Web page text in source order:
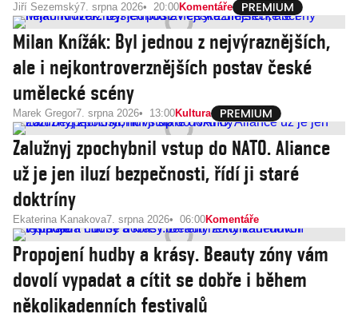
Jiří Sezemský7. srpna 2026 20:00Komentáře
Milan Knížák: Byl jednou z nejvýraznějších,
ale i nejkontroverznějších postav české
umělecké scény
Marek Gregor7. srpna 2026 13:00Kultura
Zalužnyj zpochybnil vstup do NATO. Aliance
už je jen iluzí bezpečnosti, řídí ji staré
doktríny
Ekaterina Kanakova7. srpna 2026 06:00Komentáře
Propojení hudby a krásy. Beauty zóny vám
dovolí vypadat a cítit se dobře i během
několikadenních festivalů